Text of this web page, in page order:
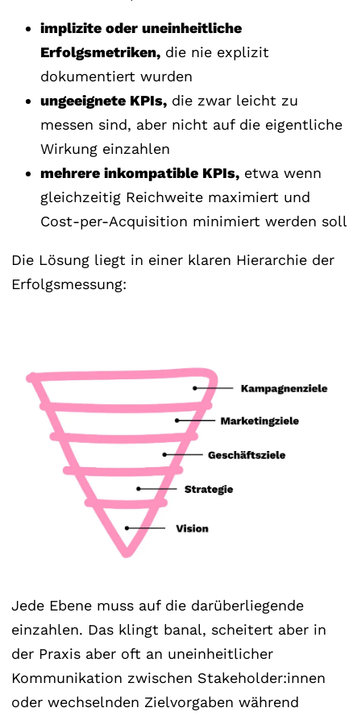
implizite oder uneinheitliche
Erfolgsmetriken,die nie explizit
dokumentiert wurden
ungeeignete KPIs,die zwar leicht zu
messen sind, aber nicht auf die eigentliche
Wirkung einzahlen
mehrere inkompatible KPIs,etwa wenn
gleichzeitig Reichweite maximiert und
Cost-per-Acquisition minimiert werden soll
Die Lösung liegt in einer klaren Hierarchie der
Erfolgsmessung:
Jede Ebene muss auf die darüberliegende
einzahlen. Das klingt banal, scheitert aber in
der Praxis aber oft an uneinheitlicher
Kommunikation zwischen Stakeholder:innen
oder wechselnden Zielvorgaben während